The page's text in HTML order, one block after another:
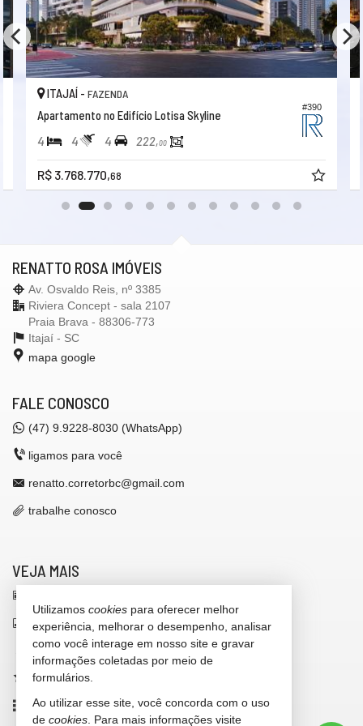
Vista Panorâmica
Área de Serviço
Copa/Cozinha
Dependência de Empregada
Living
Sacada / Varanda
Sala de Estar
Sala de Jantar
Cozinha
Cozinha Americana
Espaço Gourmet
Sacada Integrada
Banheiro Social
Suíte Master
Características do Empreendimento
Sauna
Gerador
Piscina
Espaço Gourmet
Espaço Fitness
Portaria 24h
Medidores Individuais
Portão Eletrônico
Piscina Infantil
Bicicletário
Gás Central
Elevador
Depósito
Deck Molhado
Solarium
Espaço Zen
Entrada para Banhistas
#390
ITAJAÍ -FAZENDA
Apartamento no Edifício Lotisa Skyline
4 4 4 222,00
R$ 3.768.770,68
RENATTO ROSA IMÓVEIS
Av. Osvaldo Reis, nº 3385
Riviera Concept - sala 2107
Praia Brava - 88306-773
Itajaí - SC
mapa google
FALE CONOSCO
(47) 9.9228-8030 (WhatsApp)
ligamos para você
renatto.corretorbc@gmail.com
trabalhe conosco
VEJA MAIS
indicadores financeiros
cadastre seu imóvel
imóveis favoritos
mapa de imóveis
Utilizamos cookies para oferecer melhor
experiência, melhorar o desempenho, analisar
como você interage em nosso site e gravar
informações coletadas por meio de
formulários.
Ao utilizar esse site, você concorda com o uso
de cookies . Para mais informações visite